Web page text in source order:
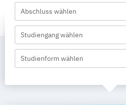
Abschluss wählen
Studiengang wählen
Studienform wählen